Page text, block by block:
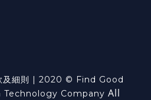
及細則 | 2020 © Find Good
Company All